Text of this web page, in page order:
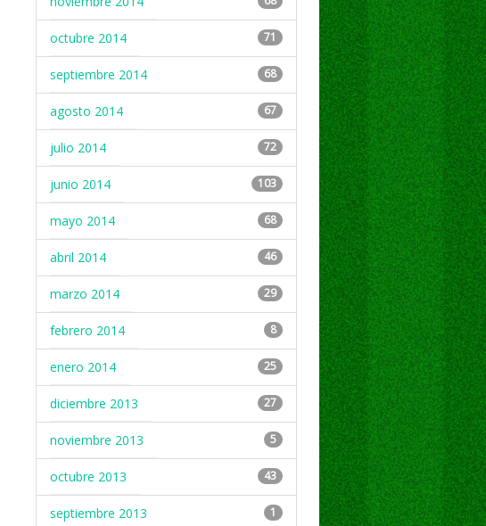
octubre 2014 71
septiembre 2014 68
agosto 2014 67
julio 2014 72
junio 2014 103
mayo 2014 68
abril 2014 46
marzo 2014 29
febrero 2014 8
enero 2014 25
diciembre 2013 27
noviembre 2013 5
octubre 2013 43
septiembre 2013 1